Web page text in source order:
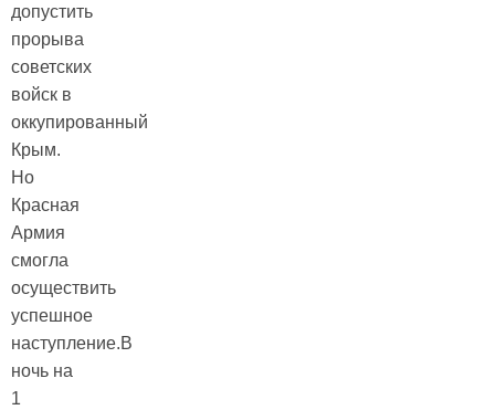
допустить
прорыва
советских
войск в
оккупированный
Крым.
Но
Красная
Армия
смогла
осуществить
успешное
наступление.В
ночь на
1